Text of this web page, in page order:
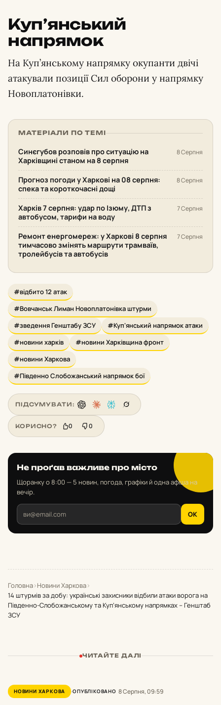
Куп’янський
напрямок
На Куп’янському напрямку окупанти двічі
атакували позиції Сил оборони у напрямку
Новоплатонівки.
МАТЕРІАЛИ ПО ТЕМІ
Синєгубов розповів про ситуацію на
Харківщині станом на 8 серпня
8 Серпня
Прогноз погоди у Харкові на 08 серпня:
спека та короткочасні дощі
8 Серпня
Харків 7 серпня: удар по Ізюму, ДТП з
автобусом, тарифи на воду
7 Серпня
Ремонт енергомереж: у Харкові 8 серпня
тимчасово змінять маршрути трамваїв,
тролейбусів та автобусів
7 Серпня
#відбито 12 атак
#Вовчанськ Лиман Новоплатонівка штурми
#зведення Генштабу ЗСУ
#Куп'янський напрямок атаки
#новини харків
#новини Харківщина фронт
#новини Харкова
#Південно Слобожанський напрямок бої
ПІДСУМУВАТИ:
КОРИСНО? 0 0
Не проґав важливе про місто
Щоранку о 8:00 — 5 новин, погода, графіки й одна афіша на
вечір.
OK
Головна›Новини Харкова›
14 штурмів за добу: українські захисники відбили атаки ворога на
Південно-Слобожанському та Куп’янському напрямках – Генштаб
ЗСУ
ЧИТАЙТЕ ДАЛІ
НОВИНИ ХАРКОВА ОПУБЛІКОВАНО 8 Серпня, 09:59